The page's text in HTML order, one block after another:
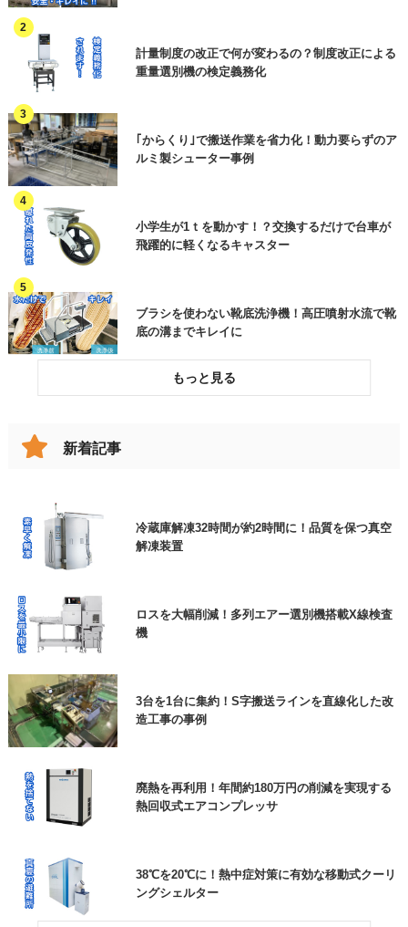
談内容をご入力ください
資料請求 ※ご用件欄に商品名またはご相
訪問希望
電話連絡希望
オンラインセミナーについて
ご質問・その他（用件欄にご入力くださ
ご用件
客様は、ご用件欄に商品名をご入力いただきますよ
うご協力よろしくお願いいたします。
個人情報保護方針
省人化・自動化
作業効率アップ
HACCP関連・異物混入対策
作業環境改善
各種工事・メンテナンス
加工品(部品)
その他機械
その他(製品分類)
その他(食品以外)
パレタイズ
冷凍・冷蔵 洗浄・殺菌
廃棄
計量制度の改正で何が変わるの？制度改正による
重量選別機の検定義務化
｢からくり｣で搬送作業を省力化！動力要らずのア
ルミ製シューター事例
小学生が1ｔを動かす！？交換するだけで台車が
飛躍的に軽くなるキャスター
ブラシを使わない靴底洗浄機！高圧噴射水流で靴
底の溝までキレイに
破損したコンベヤベルトを交換してリスクを低減
新着記事
冷蔵庫解凍32時間が約2時間に！品質を保つ真空
解凍装置
ロスを大幅削減！多列エアー選別機搭載X線検査
機
3台を1台に集約！S字搬送ラインを直線化した改
造工事の事例
廃熱を再利用！年間約180万円の削減を実現する
熱回収式エアコンプレッサ
38℃を20℃に！熱中症対策に有効な移動式クーリ
ングシェルター